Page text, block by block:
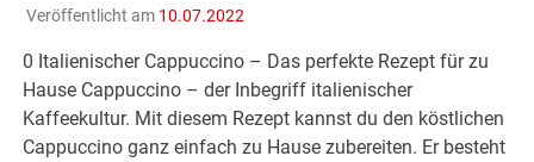
Veröffentlicht am 10.07.2022
0 Italienischer Cappuccino – Das perfekte Rezept für zu
Hause Cappuccino – der Inbegriff italienischer
Kaffeekultur. Mit diesem Rezept kannst du den köstlichen
Cappuccino ganz einfach zu Hause zubereiten. Er besteht